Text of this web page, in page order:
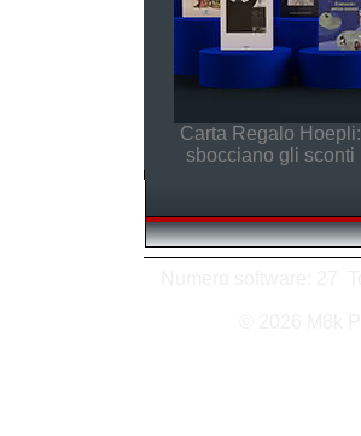
Carta Regalo Hoepli:
sbocciano gli sconti